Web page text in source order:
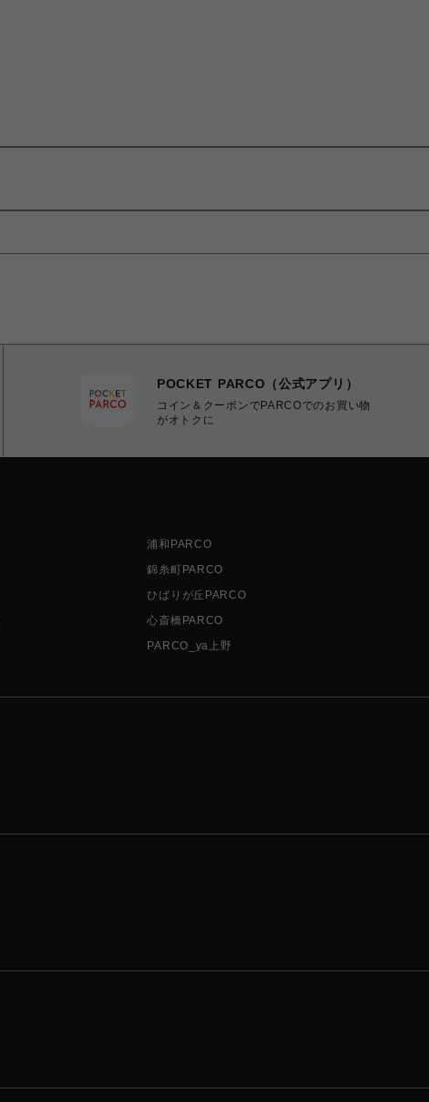
POCKET PARCO（公式アプリ）
コイン＆クーポンでPARCOでのお買い物
がオトクに
浦和PARCO
錦糸町PARCO
ひばりが丘PARCO
心斎橋PARCO
PARCO_ya上野